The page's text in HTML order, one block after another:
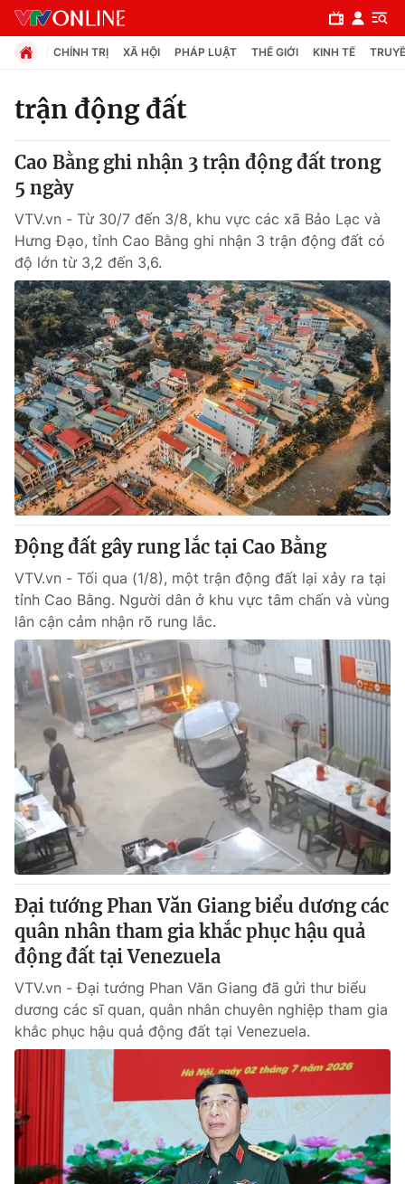
Chuyên mục
Chính trị
Xã hội
Pháp luật
Y tế
Thế giới
Tin tức
Thế giới đó đây
Câu chuyện quốc tế
Kinh tế
Tài chính
Thị trường
Góc doanh nghiệp
Dữ liệu và đời sống
Truyền hình
Phim VTV
Hậu trường
Nhân vật
Khán giả
Giải sao mai
Giải trí
Điện ảnh
Âm nhạc
Sao
Đời sống
Du lịch
Làm đẹp
Chất lượng cuộc sống
Giáo dục
Tuyển sinh
Học trực tuyến
Công nghệ
Hitech Công nghệ tương lai
Sản phẩm
Thị trường
Tư vấn
Giao lưu trực tuyến
Lịch phát sóng
Chuyên mục khác
Emagazine Podcast
Photo Infographic
Shorts video
VTV Money VTV Thể thao
VTV Sức khoẻ Bất động sản
CHÍNH TRỊ XÃ HỘI PHÁP LUẬT THẾ GIỚI KINH TẾ
trận động đất
Cao Bằng ghi nhận 3 trận động đất trong
5 ngày
VTV.vn - Từ 30/7 đến 3/8, khu vực các xã Bảo Lạc và
Hưng Đạo, tỉnh Cao Bằng ghi nhận 3 trận động đất có
độ lớn từ 3,2 đến 3,6.
Động đất gây rung lắc tại Cao Bằng
VTV.vn - Tối qua (1/8), một trận động đất lại xảy ra tại
tỉnh Cao Bằng. Người dân ở khu vực tâm chấn và vùng
lân cận cảm nhận rõ rung lắc.
Đại tướng Phan Văn Giang biểu dương các
quân nhân tham gia khắc phục hậu quả
động đất tại Venezuela
VTV.vn - Đại tướng Phan Văn Giang đã gửi thư biểu
dương các sĩ quan, quân nhân chuyên nghiệp tham gia
khắc phục hậu quả động đất tại Venezuela.